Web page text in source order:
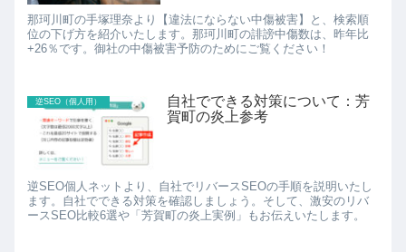
那珂川町の手塚理奈より【違法にならない中傷被害】と、検索順
位の下げ方を紹介いたします。那珂川町の誹謗中傷数は、昨年比
+26％です。御社の中傷被害予防のためにご覧ください！
逆SEO（個人用）
自社でできる対策について：芳
賀町の炎上参考
逆SEO個人ネットより、自社でリバースSEOの手順を説明いたし
ます。自社でできる対策を確認しましょう。そして、激安のリバ
ースSEO比較6選や「芳賀町の炎上実例」もお伝えいたします。